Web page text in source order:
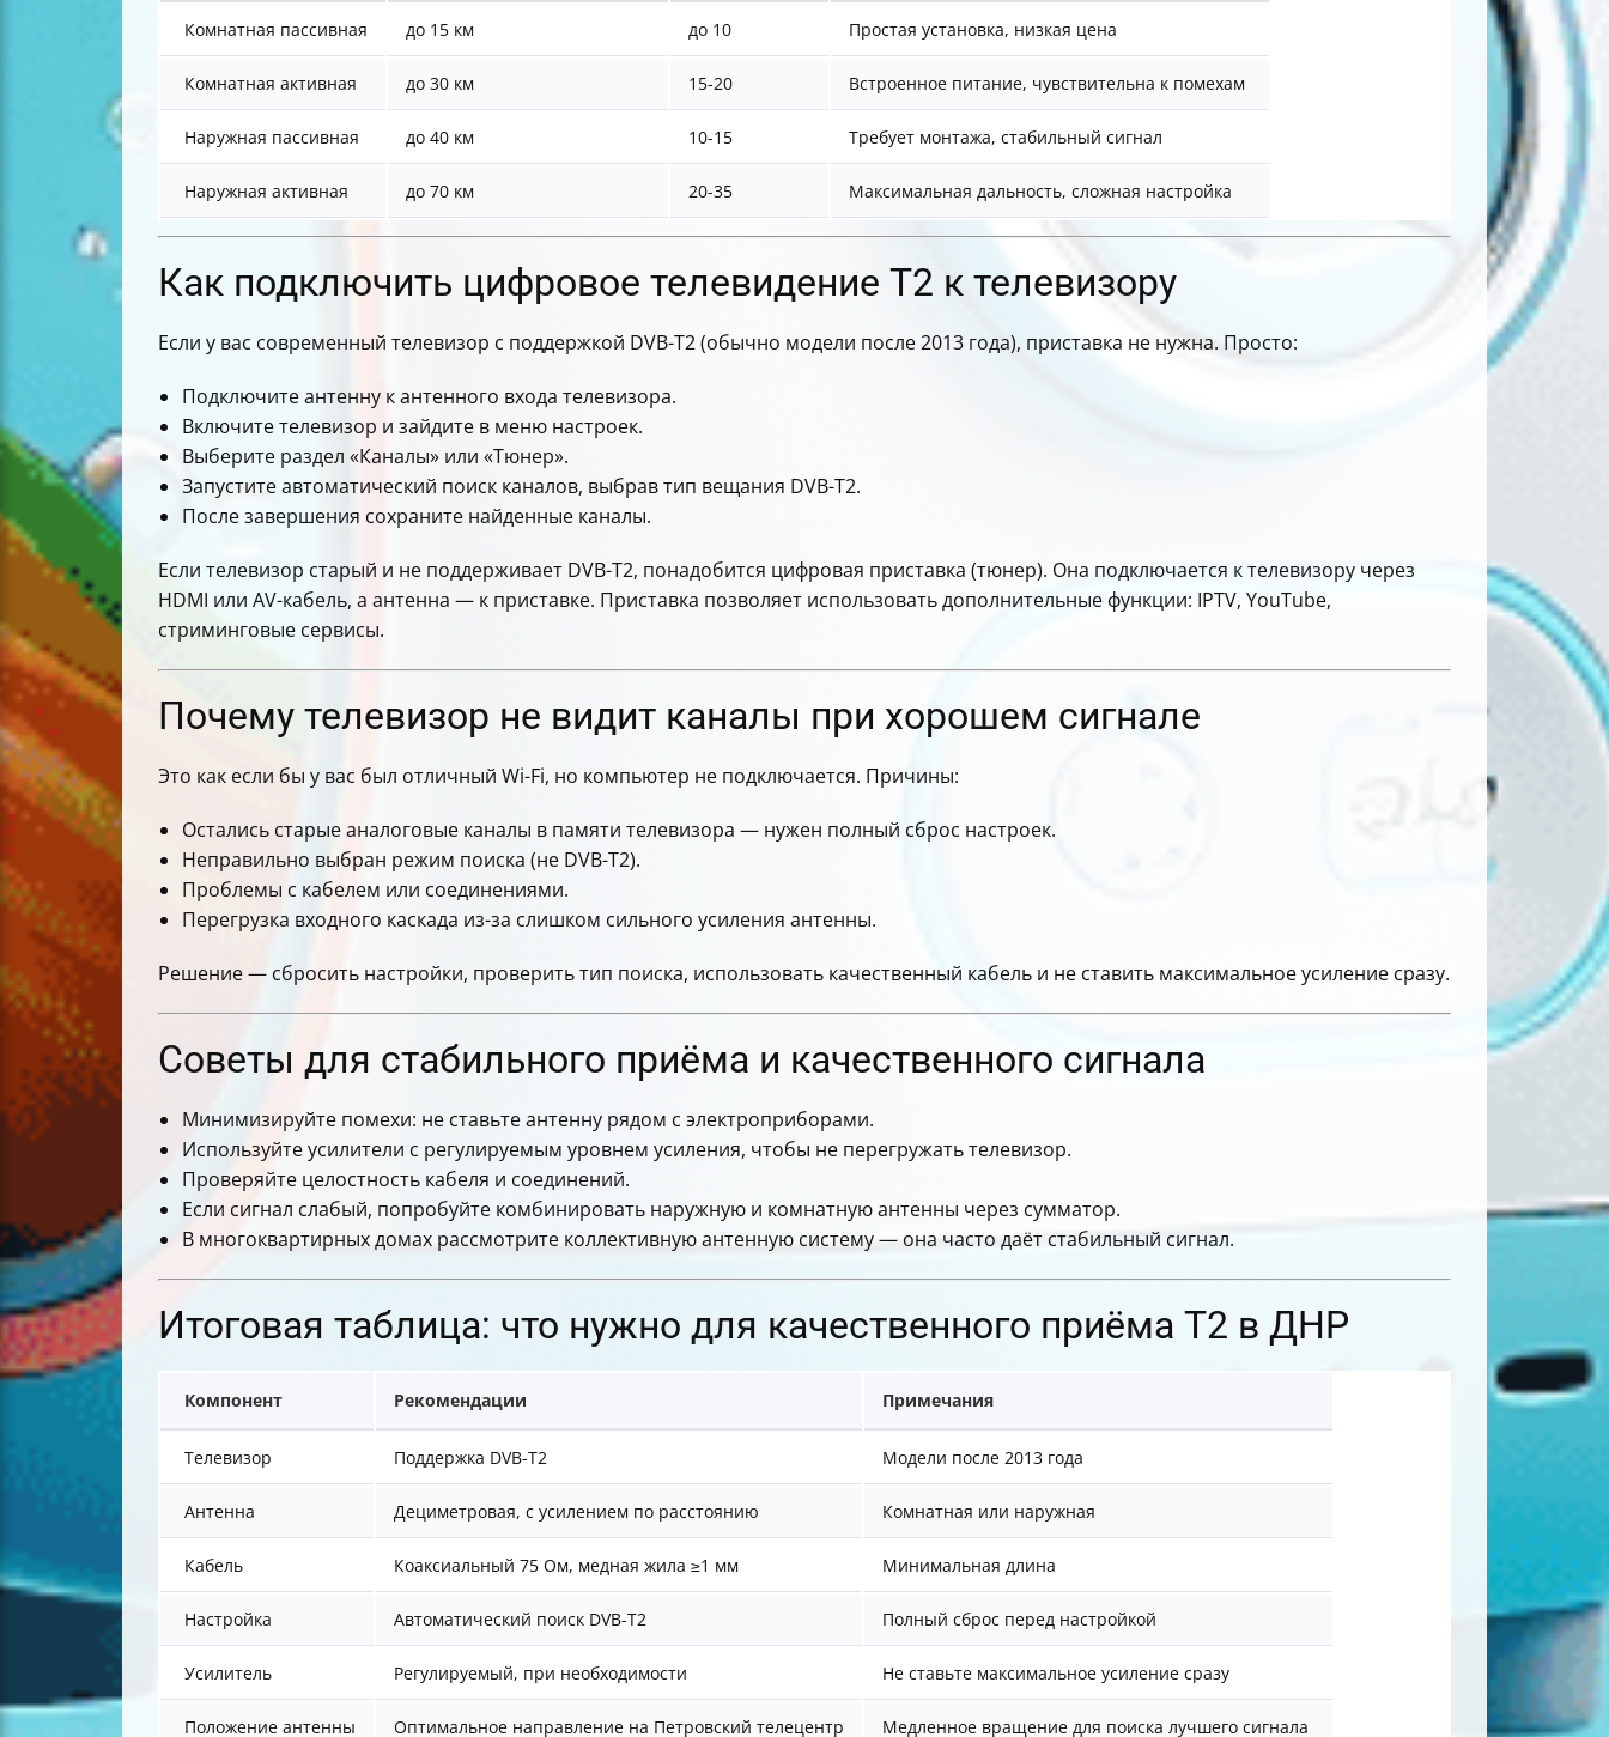
Комнатная пассивная до 15 км до 10 Простая установка, низкая цена
Комнатная активная до 30 км 15-20 Встроенное питание, чувствительна к помехам
Наружная пассивная до 40 км 10-15 Требует монтажа, стабильный сигнал
Наружная активная до 70 км 20-35 Максимальная дальность, сложная настройка
Как подключить цифровое телевидение Т2 к телевизору
Если у вас современный телевизор с поддержкой DVB-T2 (обычно модели после 2013 года), приставка не нужна. Просто:
Подключите антенну к антенного входа телевизора.
Включите телевизор и зайдите в меню настроек.
Выберите раздел «Каналы» или «Тюнер».
Запустите автоматический поиск каналов, выбрав тип вещания DVB-T2.
После завершения сохраните найденные каналы.
Если телевизор старый и не поддерживает DVB-T2, понадобится цифровая приставка (тюнер). Она подключается к телевизору через
HDMI или AV-кабель, а антенна — к приставке. Приставка позволяет использовать дополнительные функции: IPTV, YouTube,
стриминговые сервисы.
Почему телевизор не видит каналы при хорошем сигнале
Это как если бы у вас был отличный Wi-Fi, но компьютер не подключается. Причины:
Остались старые аналоговые каналы в памяти телевизора — нужен полный сброс настроек.
Неправильно выбран режим поиска (не DVB-T2).
Проблемы с кабелем или соединениями.
Перегрузка входного каскада из-за слишком сильного усиления антенны.
Решение — сбросить настройки, проверить тип поиска, использовать качественный кабель и не ставить максимальное усиление сразу.
Советы для стабильного приёма и качественного сигнала
Минимизируйте помехи: не ставьте антенну рядом с электроприборами.
Используйте усилители с регулируемым уровнем усиления, чтобы не перегружать телевизор.
Проверяйте целостность кабеля и соединений.
Если сигнал слабый, попробуйте комбинировать наружную и комнатную антенны через сумматор.
В многоквартирных домах рассмотрите коллективную антенную систему — она часто даёт стабильный сигнал.
Итоговая таблица: что нужно для качественного приёма Т2 в ДНР
Компонент Рекомендации Примечания
Телевизор Поддержка DVB-T2 Модели после 2013 года
Антенна Дециметровая, с усилением по расстоянию Комнатная или наружная
Кабель Коаксиальный 75 Ом, медная жила ≥1 мм Минимальная длина
Настройка Автоматический поиск DVB-T2 Полный сброс перед настройкой
Усилитель Регулируемый, при необходимости Не ставьте максимальное усиление сразу
Положение антенны Оптимальное направление на Петровский телецентр Медленное вращение для поиска лучшего сигнала